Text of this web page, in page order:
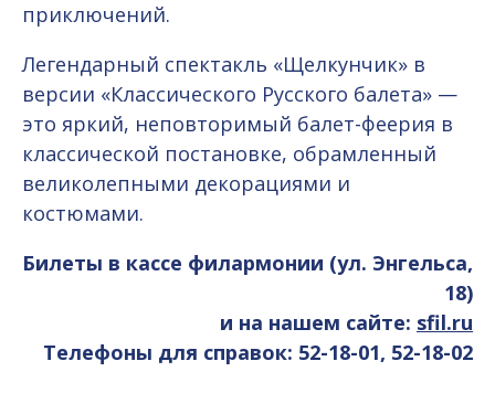
приключений.
Легендарный спектакль «Щелкунчик» в
версии «Классического Русского балета» —
это яркий, неповторимый балет-феерия в
классической постановке, обрамленный
великолепными декорациями и
костюмами.
Билеты в кассе филармонии (ул. Энгельса,
18)
и на нашем сайте: sfil.ru
Телефоны для справок: 52-18-01, 52-18-02